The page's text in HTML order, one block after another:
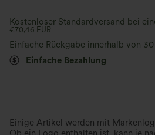
Mittlere Dehnung
Kostenloser Standardversand bei
€70,46 EUR
Einfache Rückgabe innerhalb von 30
Einfache Bezahlung
Einige Artikel werden mit